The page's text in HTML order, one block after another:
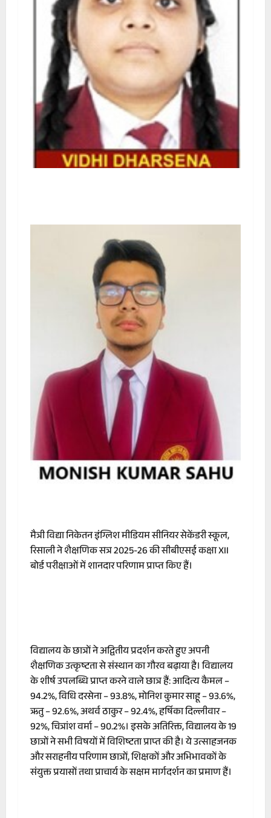
मैत्री विद्या निकेतन इंग्लिश मीडियम सीनियर सेकेंडरी स्कूल,
रिसाली ने शैक्षणिक सत्र 2025-26 की सीबीएसई कक्षा XII
बोर्ड परीक्षाओं में शानदार परिणाम प्राप्त किए हैं।
विद्यालय के छात्रों ने अद्वितीय प्रदर्शन करते हुए अपनी
शैक्षणिक उत्कृष्टता से संस्थान का गौरव बढ़ाया है। विद्यालय
के शीर्ष उपलब्धि प्राप्त करने वाले छात्र हैं: आदित्य कैमल –
94.2%, विधि दरसेना – 93.8%, मोनिश कुमार साहू – 93.6%,
ऋतु – 92.6%, अथर्व ठाकुर – 92.4%, हर्षिका दिल्लीवार –
92%, चित्रांश वर्मा – 90.2%। इसके अतिरिक्त, विद्यालय के 19
छात्रों ने सभी विषयों में विशिष्टता प्राप्त की है। ये उत्साहजनक
और सराहनीय परिणाम छात्रों, शिक्षकों और अभिभावकों के
संयुक्त प्रयासों तथा प्राचार्य के सक्षम मार्गदर्शन का प्रमाण हैं।